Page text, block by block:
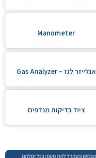
Manometer
אנלייזר לגז – Gas Analyzer
ציוד בדיקות מנדפים